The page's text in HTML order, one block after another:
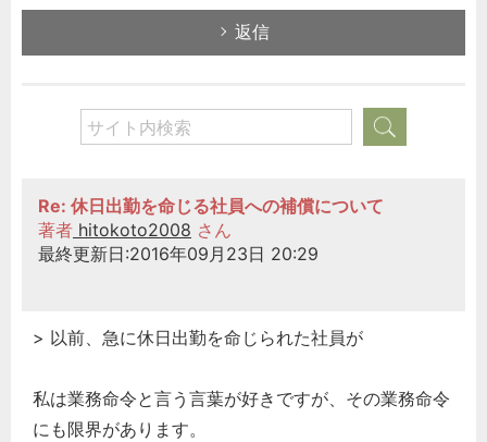
返信
Re: 休日出勤を命じる社員への補償について
著者 hitokoto2008 さん
最終更新日:2016年09月23日 20:29
> 以前、急に休日出勤を命じられた社員が
私は業務命令と言う言葉が好きですが、その業務命令
にも限界があります。